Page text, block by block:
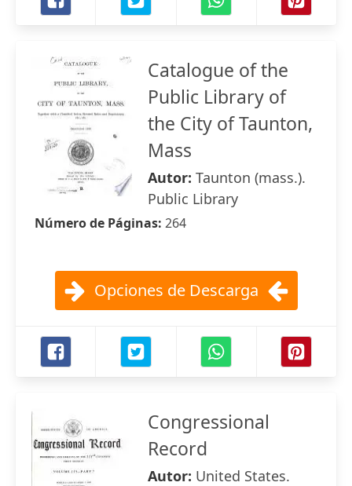
Catalogue of the
Public Library of
the City of Taunton,
Mass
Autor: Taunton (mass.).
Public Library
Número de Páginas: 264
Opciones de Descarga
Congressional
Record
Autor: United States.